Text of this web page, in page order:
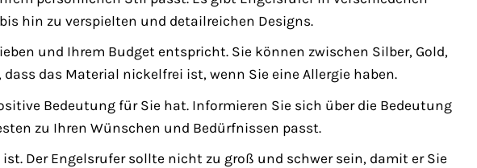
hin zu verspielten und detailreichen Designs.
und Ihrem Budget entspricht. Sie können zwischen Silber, Gold,
das Material nickelfrei ist, wenn Sie eine Allergie haben.
Bedeutung für Sie hat. Informieren Sie sich über die Bedeutung
zu Ihren Wünschen und Bedürfnissen passt.
Der Engelsrufer sollte nicht zu groß und schwer sein, damit er Sie